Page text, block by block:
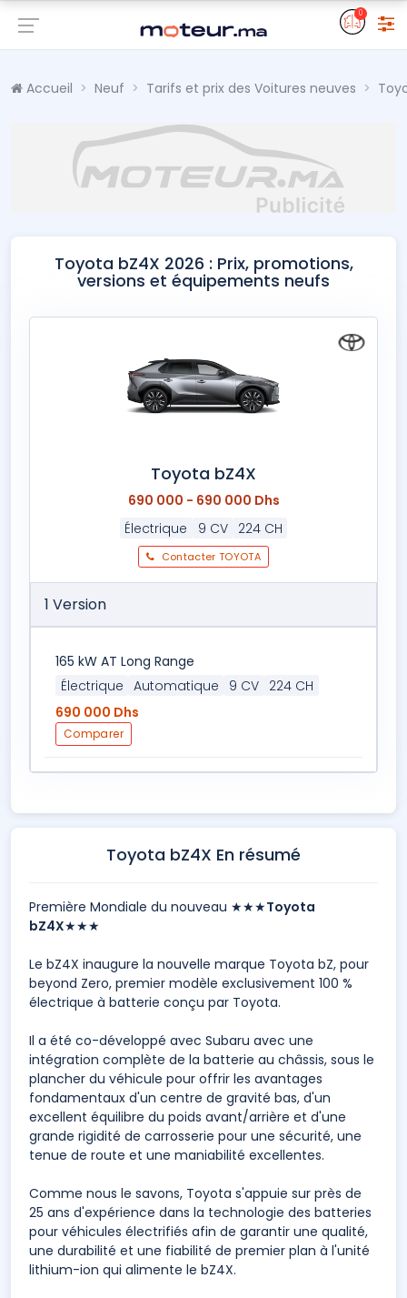
0
Accueil Neuf Tarifs et prix des Voitures neuves
Toyota bZ4X 2026 : Prix, promotions,
versions et équipements neufs
Toyota bZ4X
690 000 - 690 000 Dhs
Électrique
9 CV 224 CH
Contacter TOYOTA
1 Version
165 kW AT Long Range
Électrique Automatique 9 CV
224 CH
690 000 Dhs
Comparer
Toyota bZ4X En résumé
Première Mondiale du nouveau ★★★Toyota
bZ4X★★★
Le bZ4X inaugure la nouvelle marque Toyota bZ, pour
beyond Zero, premier modèle exclusivement 100 %
électrique à batterie conçu par Toyota.
Il a été co-développé avec Subaru avec une
intégration complète de la batterie au châssis, sous le
plancher du véhicule pour offrir les avantages
fondamentaux d'un centre de gravité bas, d'un
excellent équilibre du poids avant/arrière et d'une
grande rigidité de carrosserie pour une sécurité, une
tenue de route et une maniabilité excellentes.
Comme nous le savons, Toyota s'appuie sur près de
25 ans d'expérience dans la technologie des batteries
pour véhicules électrifiés afin de garantir une qualité,
une durabilité et une fiabilité de premier plan à l'unité
lithium-ion qui alimente le bZ4X.